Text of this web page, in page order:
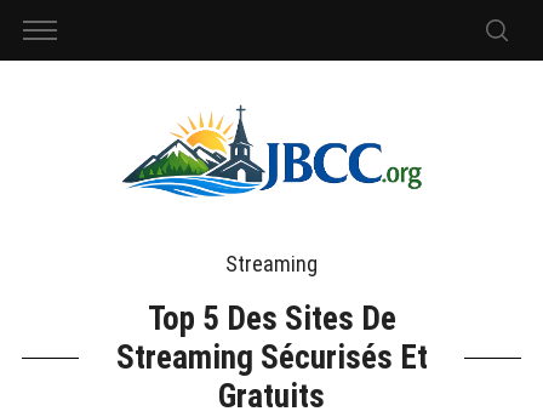
Streaming
Top 5 Des Sites De
Streaming Sécurisés Et
Gratuits